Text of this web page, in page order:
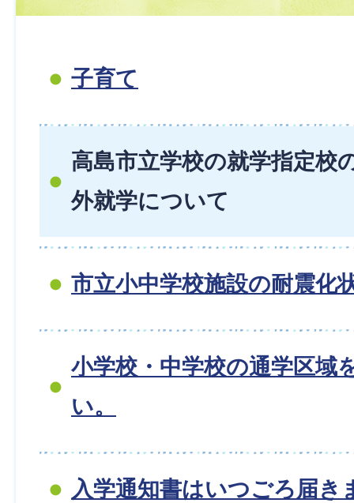
子育て
高島市立学校の就学指定校
外就学について
市立小中学校施設の耐震化
小学校・中学校の通学区域
い。
入学通知書はいつごろ届き